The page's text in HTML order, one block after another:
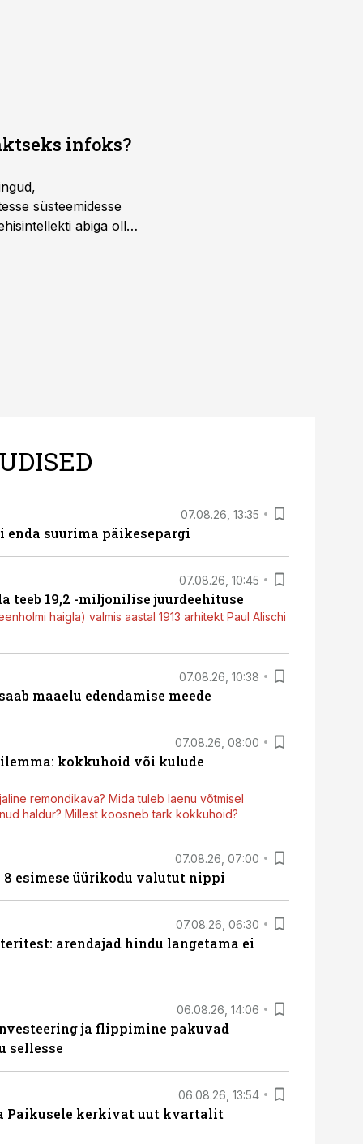
infoks?
süsteemidesse
abiga olla
07.08.26, 13:35
enda suurima päikesepargi
07.08.26, 10:45
teeb 19,2 -miljonilise juurdeehituse
haigla) valmis aastal 1913 arhitekt Paul Alischi
07.08.26, 10:38
maaelu edendamise meede
07.08.26, 08:00
kokkuhoid või kulude
remondikava? Mida tuleb laenu võtmisel
haldur? Millest koosneb tark kokkuhoid?
07.08.26, 07:00
8 esimese üürikodu valutut nippi
07.08.26, 06:30
arendajad hindu langetama ei
06.08.26, 14:06
ja flippimine pakuvad
sellesse
06.08.26, 13:54
Paikusele kerkivat uut kvartalit